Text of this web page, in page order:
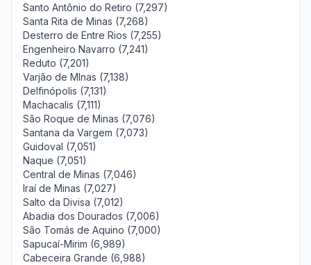
Santo Antônio do Retiro (7,297)
Santa Rita de Minas (7,268)
Desterro de Entre Rios (7,255)
Engenheiro Navarro (7,241)
Reduto (7,201)
Varjão de MInas (7,138)
Delfinópolis (7,131)
Machacalis (7,111)
São Roque de Minas (7,076)
Santana da Vargem (7,073)
Guidoval (7,051)
Naque (7,051)
Central de Minas (7,046)
Iraí de Minas (7,027)
Salto da Divisa (7,012)
Abadia dos Dourados (7,006)
São Tomás de Aquino (7,000)
Sapucaí-Mirim (6,989)
Cabeceira Grande (6,988)